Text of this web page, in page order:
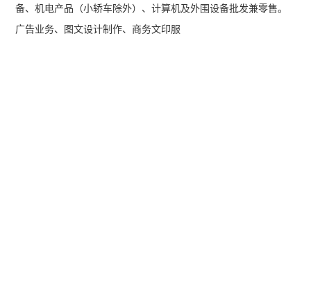
备、机电产品（小轿车除外）、计算机及外围设备批发兼零售。
广告业务、图文设计制作、商务文印服